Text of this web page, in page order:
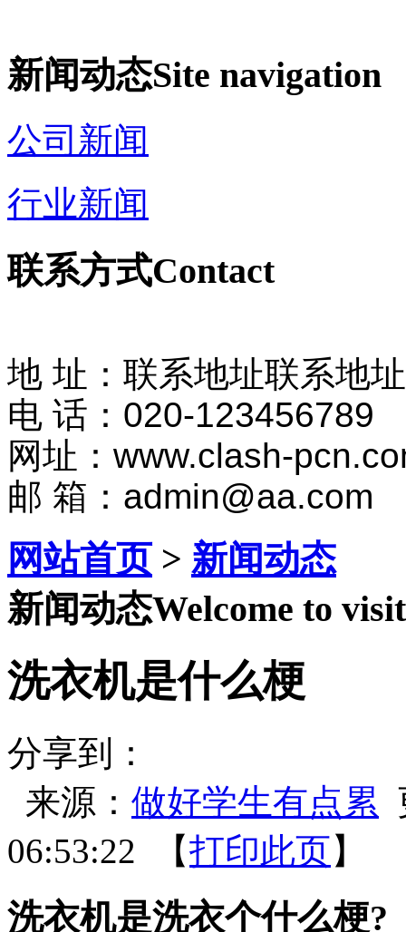
新闻动态Site navigation
公司新闻
行业新闻
联系方式Contact
地 址：联系地址联系地
电 话：020-123456789
网址：www.clash-
邮 箱：admin@aa.com
网站首页> 新闻动态
新闻动态Welcome to
洗衣机是什么梗
分享到：
来源： 做好学生有点累
06:53:22 【打印此页】
洗衣机是洗衣个什么梗?